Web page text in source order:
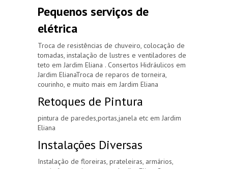
Pequenos serviços de
elétrica
Troca de resistências de chuveiro, colocação de
tomadas, instalação de lustres e ventiladores de
teto em Jardim Eliana . Consertos Hidráulicos em
Jardim ElianaTroca de reparos de torneira,
courinho, e muito mais em Jardim Eliana
Retoques de Pintura
pintura de paredes,portas,janela etc em Jardim
Eliana
Instalações Diversas
Instalação de floreiras, prateleiras, armários,